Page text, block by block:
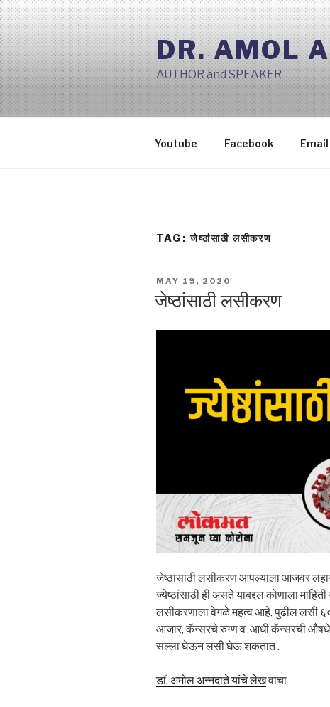
Skip
to
content
DR. AMOL
AUTHOR and SPEAKER
Youtube Facebook Email
TAG:जेष्ठांसाठी लसीकरण
POSTED
ON
MAY 19, 2020
जेष्ठांसाठी लसीकरण
जेष्ठांसाठी लसीकरण आपल्याला आजवर
ज्येष्ठांसाठी ही असते याबद्दल कोणाला
लसीकरणाला वेगळे महत्व आहे. पुढील लसी ६०
आजार, कॅन्सरचे रुग्ण व आधी कॅन्सरची औषधे
सल्ला घेऊन लसी घेऊ शकतात .
डॉ. अमोल अन्नदाते यांचे लेखवाचा